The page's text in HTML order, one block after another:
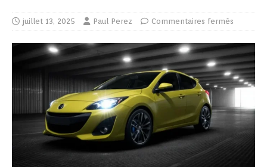
juillet 13, 2025 Paul Perez Commentaires fermés